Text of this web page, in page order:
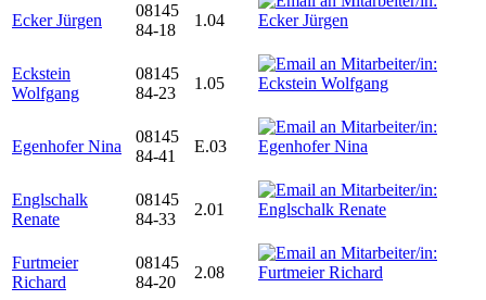
Ecker Jürgen
08145
84-18
1.04
Eckstein
Wolfgang
08145
84-23
1.05
Egenhofer Nina
08145
84-41
E.03
Englschalk
Renate
08145
84-33
2.01
Furtmeier
Richard
08145
84-20
2.08